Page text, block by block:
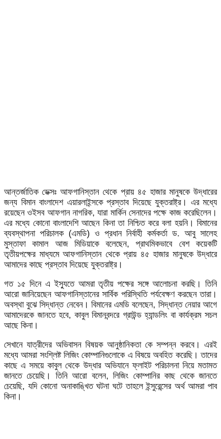
আন্তর্জাতিক ডেক্সঃ আফগানিস্তান থেকে প্রায় ৪৫ হাজার মানুষকে উদ্ধারের
জন্য বিমান বাংলাদেশ এয়ারলাইন্সকে প্রস্তাব দিয়েছে যুক্তরাষ্ট্র। এর মধ্যে
রয়েছেন ওইসব আফগান নাগরিক, যারা মার্কিন সেনাদের পক্ষে কাজ করেছিলেন।
এর মধ্যে কোনো বাংলাদেশি আছেন কিনা তা নিশ্চিত করে বলা হয়নি। বিমানের
ব্যবস্থাপনা পরিচালক (এমডি) ও প্রধান নির্বাহী কর্মকর্তা ড. আবু সালেহ
মুস্তাফা কামাল আজ মিডিয়াকে বলেছেন, প্রাথমিকভাবে বেশ কয়েকটি
তৃতীয়পক্ষের মাধ্যমে আফগানিস্তান থেকে প্রায় ৪৫ হাজার মানুষকে উদ্ধারে
আমাদের কাছে প্রস্তাব দিয়েছে যুক্তরাষ্ট্র।
গত ১৫ দিনে এ ইস্যুতে আমরা তৃতীয় পক্ষের সঙ্গে আলোচনা করছি। তিনি
আরো জানিয়েছেন আফগানিস্তানের সার্বিক পরিস্থিতি পর্যবেক্ষণ করছেন তারা।
অবস্থা বুঝে সিদ্ধান্ত নেবেন। বিমানের এমডি বলেছেন, সিদ্ধান্ত নেয়ার আগে
আমাদেরকে জানতে হবে, কাবুল বিমানবন্দরে গ্রাউন্ড হ্যান্ডলিং বা কার্যক্রম সচল
আছে কিনা।
সেখানে যাত্রীদের অভিবাসন বিষয়ক আনুষ্ঠানিকতা কে সম্পন্ন করবে। এরই
মধ্যে আমরা সংশ্লিষ্ট লিজিং কোম্পানিগুলোকে এ বিষয়ে অবহিত করেছি। তাদের
কাছে এ সময়ে কাবুল থেকে উদ্ধার অভিযানে ফ্লাইট পরিচালনা নিয়ে মতামত
জানতে চেয়েছি। তিনি আরো বলেন, লিজিং কোম্পানির কাছ থেকে জানতে
চেয়েছি, যদি কোনো অনাকাঙ্খিত ঘটনা ঘটে তাহলে ইন্সুরেন্সের অর্থ আমরা পাব
কিনা।